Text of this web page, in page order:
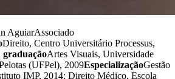
AguiarAssociado
Direito, Centro Universitário Processus,
Artes Visuais, Universidade
(UFPel), 2009EspecializaçãoGestão
IMP, 2014; Direito Médico, Escola